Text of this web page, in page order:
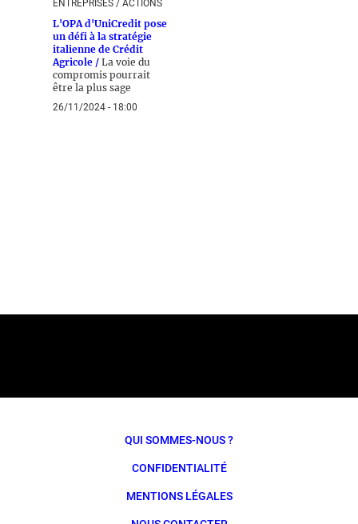
ENTREPRISES / ACTIONS
L'OPA d'UniCredit pose
un défi à la stratégie
italienne de Crédit
Agricole / La voie du
compromis pourrait
être la plus sage
26/11/2024 - 18:00
QUI SOMMES-NOUS ?
CONFIDENTIALITÉ
MENTIONS LÉGALES